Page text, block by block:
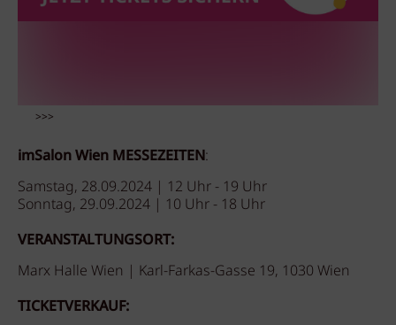
>>>
imSalon Wien MESSEZEITEN:
Samstag, 28.09.2024 | 12 Uhr - 19 Uhr
Sonntag, 29.09.2024 | 10 Uhr - 18 Uhr
VERANSTALTUNGSORT:
Marx Halle Wien | Karl-Farkas-Gasse 19, 1030 Wien
TICKETVERKAUF: